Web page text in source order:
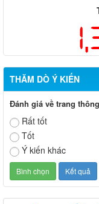
THĂM DÒ Ý KIẾN
Đánh giá về trang
Rất tốt
Tốt
Ý kiến khác